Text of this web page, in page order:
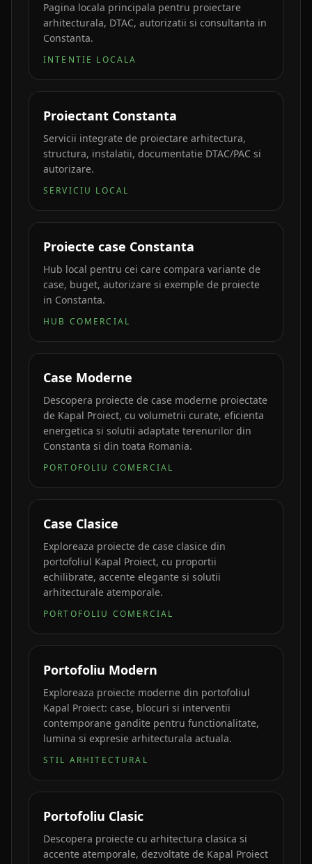
Pagina locala principala pentru proiectare
arhitecturala, DTAC, autorizatii si consultanta in
Constanta.
INTENTIE LOCALA
Proiectant Constanta
Servicii integrate de proiectare arhitectura,
structura, instalatii, documentatie DTAC/PAC si
autorizare.
SERVICIU LOCAL
Proiecte case Constanta
Hub local pentru cei care compara variante de
case, buget, autorizare si exemple de proiecte
in Constanta.
HUB COMERCIAL
Case Moderne
Descopera proiecte de case moderne proiectate
de Kapal Proiect, cu volumetrii curate, eficienta
energetica si solutii adaptate terenurilor din
Constanta si din toata Romania.
PORTOFOLIU COMERCIAL
Case Clasice
Exploreaza proiecte de case clasice din
portofoliul Kapal Proiect, cu proportii
echilibrate, accente elegante si solutii
arhitecturale atemporale.
PORTOFOLIU COMERCIAL
Portofoliu Modern
Exploreaza proiecte moderne din portofoliul
Kapal Proiect: case, blocuri si interventii
contemporane gandite pentru functionalitate,
lumina si expresie arhitecturala actuala.
STIL ARHITECTURAL
Portofoliu Clasic
Descopera proiecte cu arhitectura clasica si
accente atemporale, dezvoltate de Kapal Proiect